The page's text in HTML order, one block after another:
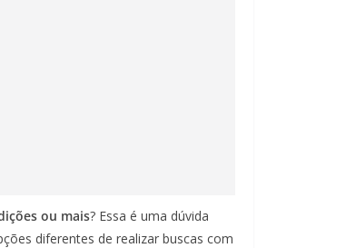
ou mais? Essa é uma dúvida
diferentes de realizar buscas com